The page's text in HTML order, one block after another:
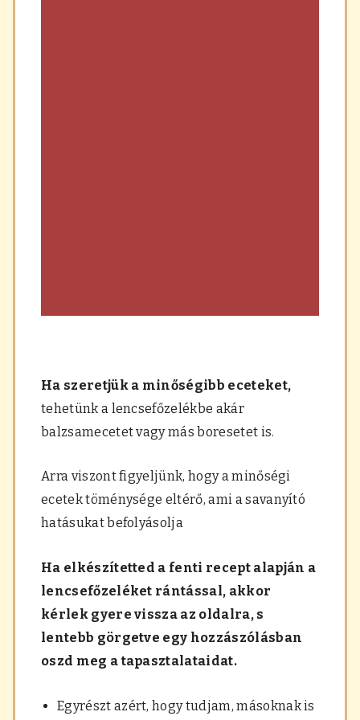
Ha szeretjük a minőségibb eceteket,
tehetünk a lencsefőzelékbe akár
balzsamecetet vagy más boresetet is.
Arra viszont figyeljünk, hogy a minőségi
ecetek töménysége eltérő, ami a savanyító
hatásukat befolyásolja
Ha elkészítetted a fenti recept alapján a
lencsefőzeléket rántással, akkor
kérlek gyere vissza az oldalra, s
lentebb görgetve egy hozzászólásban
oszd meg a tapasztalataidat.
Egyrészt azért, hogy tudjam, másoknak is